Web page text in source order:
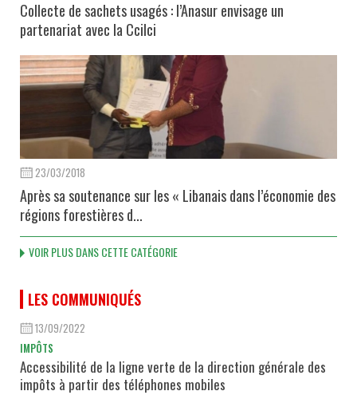
Collecte de sachets usagés : l’Anasur envisage un
partenariat avec la Ccilci
23/03/2018
Après sa soutenance sur les « Libanais dans l’économie des
régions forestières d...
VOIR PLUS DANS CETTE CATÉGORIE
LES COMMUNIQUÉS
13/09/2022
IMPÔTS
Accessibilité de la ligne verte de la direction générale des
impôts à partir des téléphones mobiles